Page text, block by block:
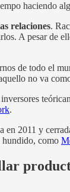
haciendo
relaciones.
A pesar de
de todo el
no va
.
en 2011 y
hundido, como